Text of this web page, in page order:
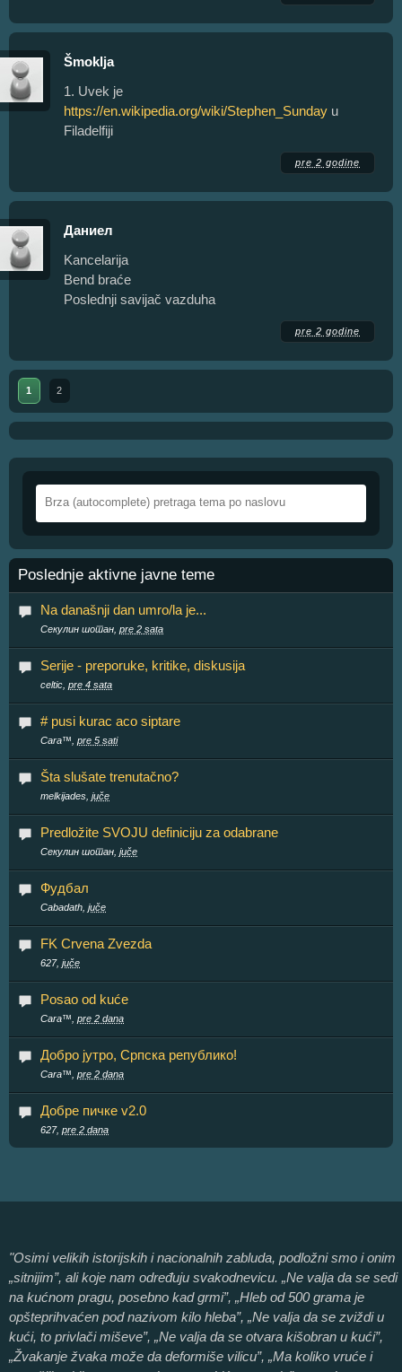
Šmoklja
1. Uvek je
https://en.wikipedia.org/wiki/Stephen_Sunday u
Filadelfiji
pre 2 godine
Даниел
Kancelarija
Bend braće
Poslednji savijač vazduha
pre 2 godine
1 2
Poslednje aktivne javne teme
Na današnji dan umro/la je...
Секулин шотан, pre 2 sata
Serije - preporuke, kritike, diskusija
celtic, pre 4 sata
# pusi kurac aco siptare
Cara™, pre 5 sati
Šta slušate trenutačno?
melkijades, juče
Predložite SVOJU definiciju za odabrane
Секулин шотан, juče
Фудбал
Cabadath, juče
FK Crvena Zvezda
627, juče
Posao od kuće
Cara™, pre 2 dana
Добро јутро, Српска републико!
Cara™, pre 2 dana
Добре пичке v2.0
627, pre 2 dana
"Osimi velikih istorijskih i nacionalnih zabluda, podložni smo i onim
„sitnijim”, ali koje nam određuju svakodnevicu. „Ne valja da se sedi
na kućnom pragu, posebno kad grmi”, „Hleb od 500 grama je
opšteprihvaćen pod nazivom kilo hleba”, „Ne valja da se zviždi u
kući, to privlači miševe”, „Ne valja da se otvara kišobran u kući”,
„Žvakanje žvaka može da deformiše vilicu”, „Ma koliko vruće i